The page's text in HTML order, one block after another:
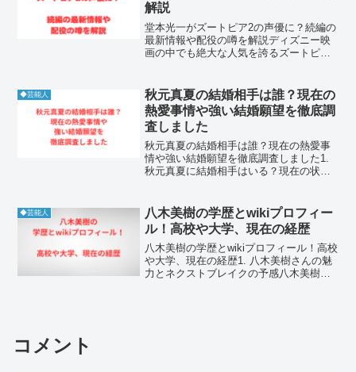
解説
堂本光一がズートピア2の声優に？続編の
最新情報や配役の噂を解説ディズニー映
画の中でも絶大な人気を誇るズートピア
帯びています。その中でも特に注目を集
めているのが、堂本光一...
◆芸能人
秋元真夏の結婚相手は誰？現在の
熱愛事情や強い結婚願望を徹底調
査しました
秋元真夏の結婚相手は誰？現在の熱愛事
情や強い結婚願望を徹底調査しました1.
秋元真夏に結婚相手はいる？現在の状況
相手はいません。秋元真夏は独身であ
り、公式に結婚の報...
◆芸能人
八木美樹の学歴とwikiプロフィー
ル！高校や大学、現在の経歴
八木美樹の学歴とwikiプロフィール！高校
や大学、現在の経歴1. 八木美樹さんの魅
力とネクストブレイクの予感八木美樹さ
コメント